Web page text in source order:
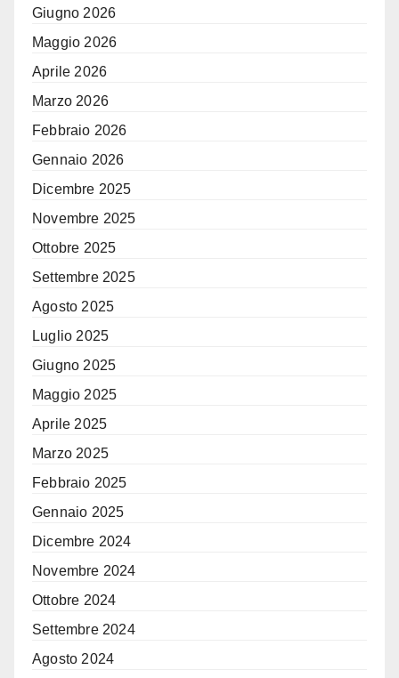
Giugno 2026
Maggio 2026
Aprile 2026
Marzo 2026
Febbraio 2026
Gennaio 2026
Dicembre 2025
Novembre 2025
Ottobre 2025
Settembre 2025
Agosto 2025
Luglio 2025
Giugno 2025
Maggio 2025
Aprile 2025
Marzo 2025
Febbraio 2025
Gennaio 2025
Dicembre 2024
Novembre 2024
Ottobre 2024
Settembre 2024
Agosto 2024